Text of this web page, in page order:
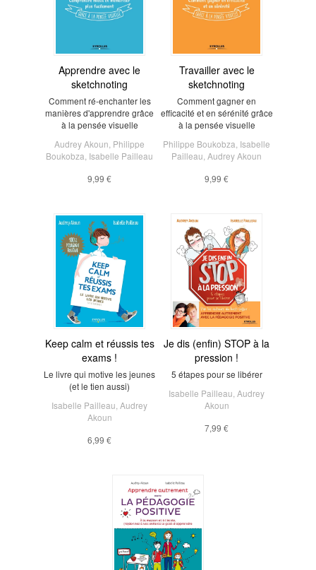
Apprendre avec le
sketchnoting
Comment ré-enchanter les
manières d'apprendre grâce
à la pensée visuelle
Audrey Akoun Philippe
Boukobza Isabelle Pailleau
9,99 €
Travailler avec le
sketchnoting
Comment gagner en
efficacité et en sérénité grâce
à la pensée visuelle
Philippe Boukobza Isabelle
Pailleau Audrey Akoun
9,99 €
Keep calm et réussis tes
exams !
Le livre qui motive les jeunes
(et le tien aussi)
Isabelle Pailleau Audrey
Akoun
6,99 €
Je dis (enfin) STOP à la
pression !
5 étapes pour se libérer
Isabelle Pailleau Audrey
Akoun
7,99 €